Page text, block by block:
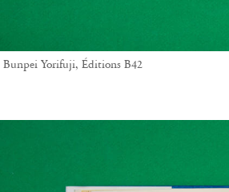
Yorifuji, Éditions B42